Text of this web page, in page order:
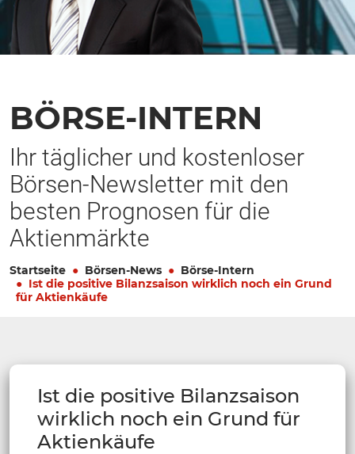
BÖRSE-INTERN
Ihr täglicher und kostenloser
Börsen-Newsletter mit den
besten Prognosen für die
Aktienmärkte
Startseite Börsen-News
Börse-Intern
Ist die positive Bilanzsaison wirklich noch ein Grund
für Aktienkäufe
Ist die positive Bilanzsaison
wirklich noch ein Grund für
Aktienkäufe